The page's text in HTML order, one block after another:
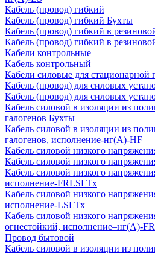
Кабель (провод) гибкий
Кабель (провод) гибкий Бухты
Кабель (провод) гибкий в
Кабель (провод) гибкий в
Кабели контрольные
Кабель контрольный
Кабели силовые для стационарной
Кабель (провод) для силовых
Кабель (провод) для силовых
Кабель силовой в изоляции из
галогенов Бухты
Кабель силовой в изоляции из
галогенов, исполнение-нг(А)-HF
Кабель силовой низкого
Кабель силовой низкого
Кабель силовой низкого
исполнение-FRLSLTx
Кабель силовой низкого
исполнение-LSLTx
Кабель силовой низкого
огнестойкий, исполнение–нг(А)-
Провод бытовой
Кабель силовой в изоляции из